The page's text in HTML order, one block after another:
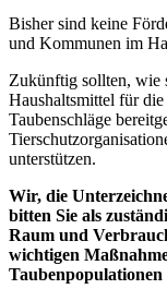
Bisher sind keine
und Kommunen im
Zukünftig sollten, wie
Haushaltsmittel für
Taubenschläge
unterstützen.
Wir, die
bitten Sie als
Raum und
wichtigen